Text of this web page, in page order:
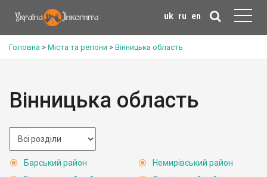
uk ru en
Головна > Міста та регіони > Вінницька область
Вінницька область
Барський район
Немирівський район